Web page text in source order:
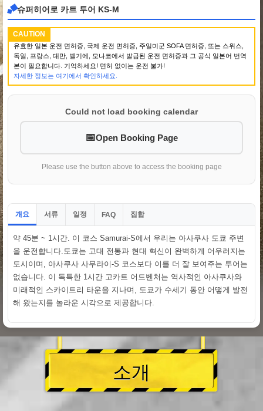
슈퍼히어로 카트 투어 KS-M
CAUTION
유효한 일본 운전 면허증, 국제 운전 면허증, 주일미군 SOFA 면허증, 또는 스위스,
독일, 프랑스, 대만, 벨기에, 모나코에서 발급된 운전 면허증과 그 공식 일본어 번역
본이 필요합니다. 기억하세요! 면허 없이는 운전 불가!
자세한 정보는 여기에서 확인하세요.
Could not load booking calendar
Open Booking Page
Please use the button above to access the booking page
개요 서류 일정 FAQ 집합
약 45분 ~ 1시간. 이 코스 Samurai-S에서 우리는 아사쿠사 도쿄 주변
을 운전합니다.도쿄는 고대 전통과 현대 혁신이 완벽하게 어우러지는
도시이며, 아사쿠사 사무라이-S 코스보다 이를 더 잘 보여주는 투어는
없습니다. 이 독특한 1시간 고카트 어드벤처는 역사적인 아사쿠사와
미래적인 스카이트리 타운을 지나며, 도쿄가 수세기 동안 어떻게 발전
해 왔는지를 놀라운 시각으로 제공합니다.
소개